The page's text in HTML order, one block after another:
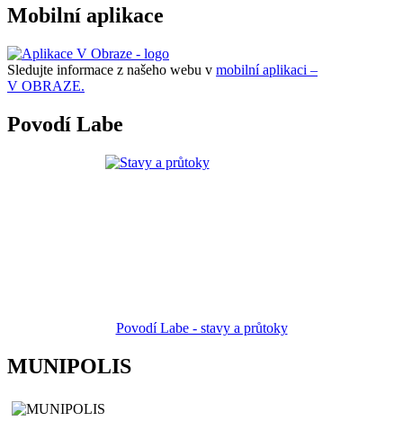
Mobilní aplikace
Sledujte informace z našeho webu v mobilní aplikaci –
V OBRAZE.
Povodí Labe
Povodí Labe - stavy a průtoky
MUNIPOLIS